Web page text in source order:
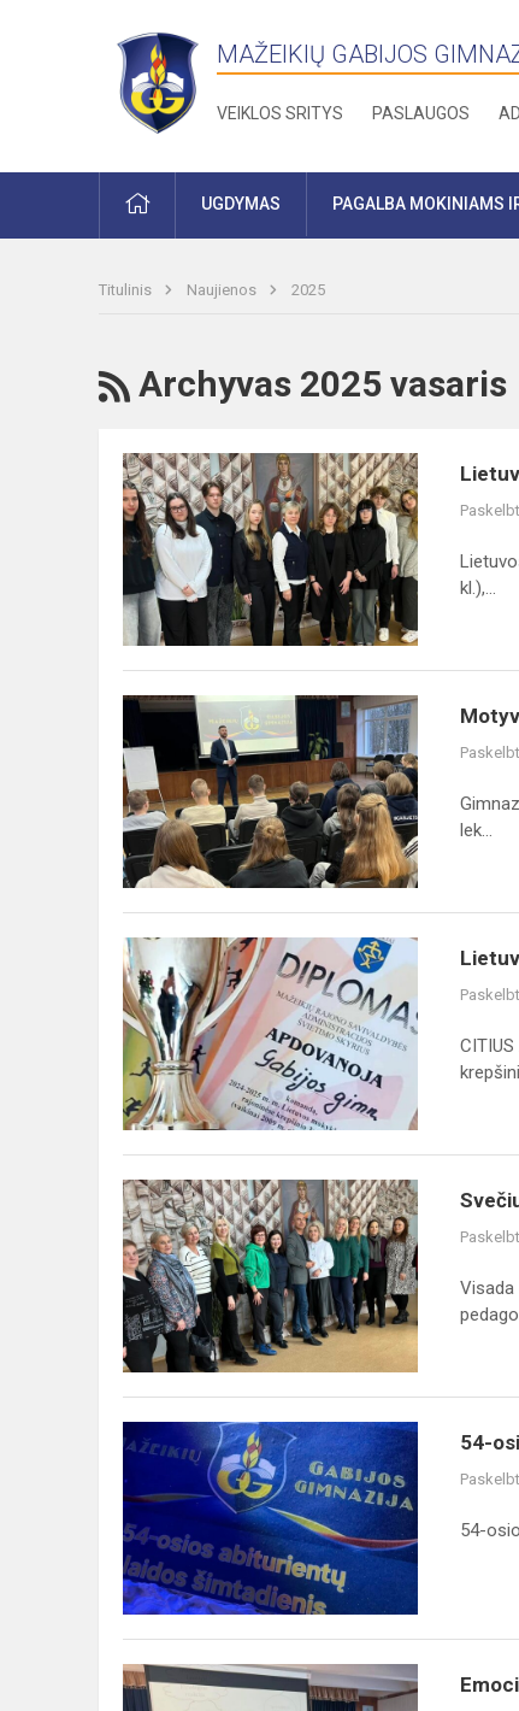
MAŽEIKIŲ GABIJOS
VEIKLOS SRITYS PASLAUGOS
PRADŽIAUGDYMAS PAGALBA MOKINIAMS
Titulinis Naujienos 2025
RSS
Archyvas 2025 vasaris
Lietuvos
mokinių
filosofijos
olimpiados
turas
sėkmingai
į...
kl.),...
Motyvaciniai
mokymai
gimnazistams
„Aukšti
pasiekimai“
lek...
Lietuvos
mokyklų
žaidynių
rajoninėse
krepšinio
3X3
varžybos...
Svečiuose
Šiaulių
ikimokyklinio
ugdymo
pedagogai
Visada
54-
osios
mūsų
gimnazijos
laidos
abiturientų
šimtadienis
54-
54-
Emocinės
kompetencijos